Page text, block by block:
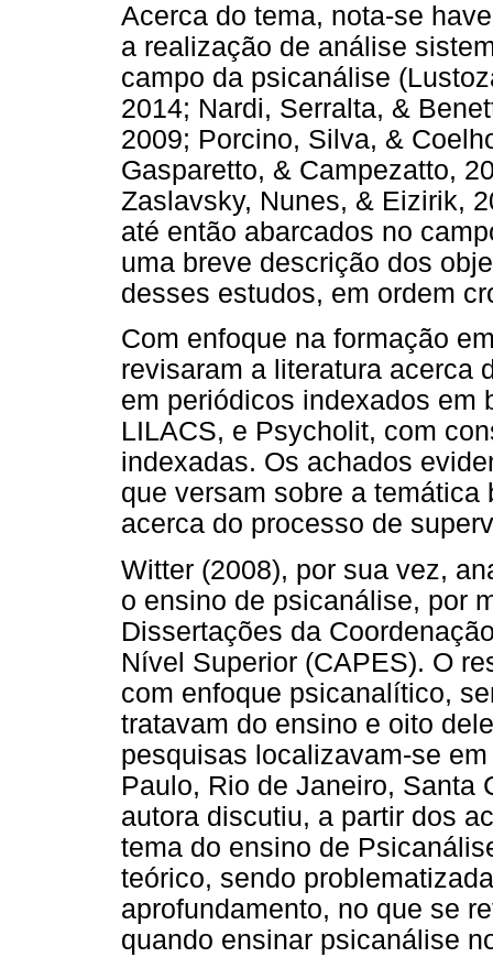
Acerca do tema, nota-se
a realização de análise
campo da psicanálise
2014; Nardi, Serralta, &
2009; Porcino, Silva, &
Gasparetto, & Campezatto,
Zaslavsky, Nunes, & Eizirik,
até então abarcados no
uma breve descrição dos
desses estudos, em ordem
Com enfoque na formação
revisaram a literatura acerca
em periódicos indexados em
LILACS, e Psycholit, com
indexadas. Os achados
que versam sobre a
acerca do processo de
Witter (2008), por sua vez,
o ensino de psicanálise, por
Dissertações da
Nível Superior (CAPES). O
com enfoque psicanalítico,
tratavam do ensino e oito
pesquisas localizavam-se
Paulo, Rio de Janeiro, Santa
autora discutiu, a partir dos
tema do ensino de
teórico, sendo
aprofundamento, no que se
quando ensinar psicanálise